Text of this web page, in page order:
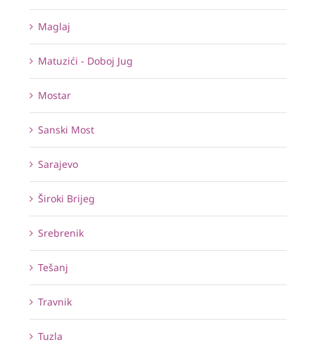
Maglaj
Matuzići - Doboj Jug
Mostar
Sanski Most
Sarajevo
Široki Brijeg
Srebrenik
Tešanj
Travnik
Tuzla